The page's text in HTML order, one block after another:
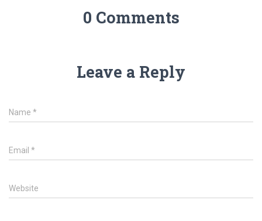
0 Comments
Leave a Reply
Name *
Email *
Website